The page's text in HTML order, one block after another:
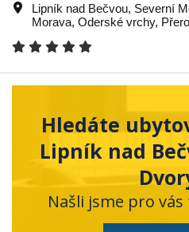
Lipník nad Bečvou, Severní
Morava, Oderské vrchy,
Hledáte
Lipník nad
Našli jsme pro